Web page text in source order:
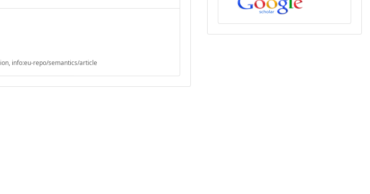
info:eu-repo/semantics/article